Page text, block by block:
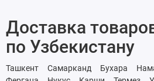
Доставка
по Узбекистану
Ташкент Самарканд Бухара